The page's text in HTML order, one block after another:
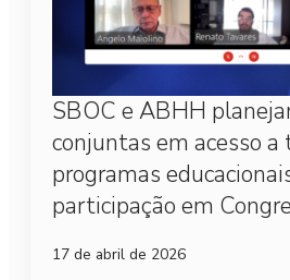
SBOC e ABHH
conjuntas em acesso
programas
participação em
17 de abril de 2026